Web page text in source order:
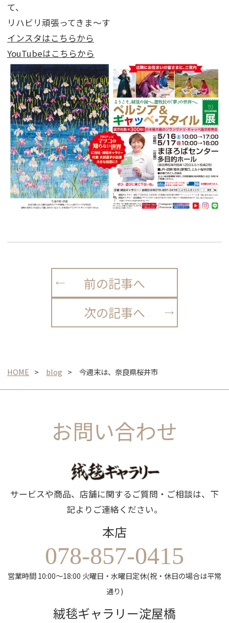
て、
リハビリ頑張ってきま～す
インスタはこちらから
YouTubeはこちらから
前の記事へ
次の記事へ
HOME blog 今週末は、奈良県桜井市
お問い合わせ
サービスや商品、店舗に関するご質問・ご相談は、下
記よりご連絡ください。
本店
078-857-0415
営業時間 10:00～18:00 火曜日・水曜日定休(祝・休日の場合は平常
通り)
絨毯ギャラリー淀屋橋